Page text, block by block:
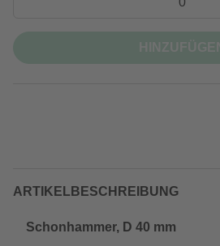
ARTIKELBESCHREIBUNG
Schonhammer, D 40 mm